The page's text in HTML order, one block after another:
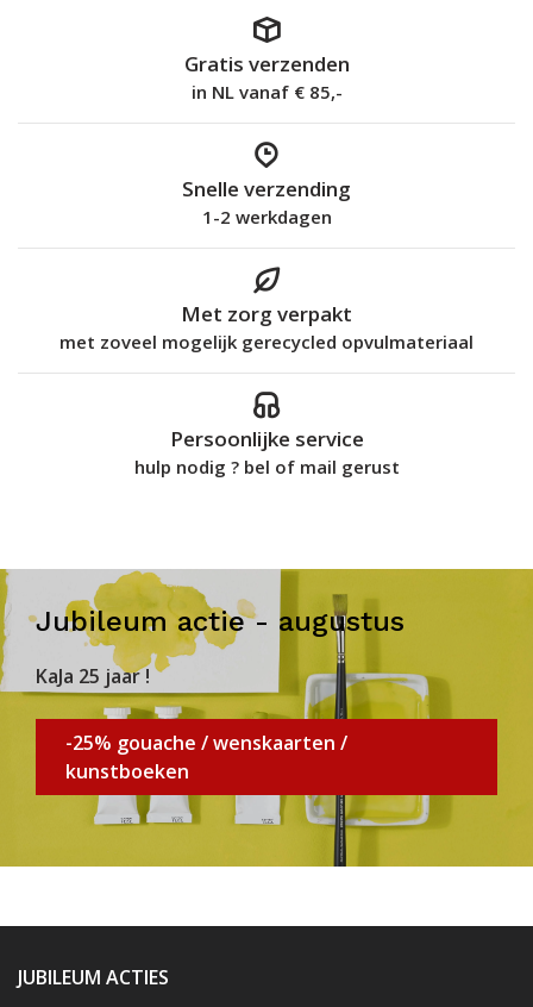
Gratis verzenden
in NL vanaf € 85,-
Snelle verzending
1-2 werkdagen
Met zorg verpakt
met zoveel mogelijk gerecycled opvulmateriaal
Persoonlijke service
hulp nodig ? bel of mail gerust
Jubileum actie - augustus
KaJa 25 jaar !
-25% gouache / wenskaarten /
kunstboeken
JUBILEUM ACTIES